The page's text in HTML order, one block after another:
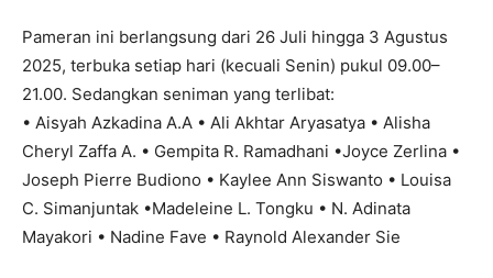
Pameran ini berlangsung dari 26 Juli hingga 3 Agustus
2025, terbuka setiap hari (kecuali Senin) pukul 09.00–
21.00. Sedangkan seniman yang terlibat:
• Aisyah Azkadina A.A • Ali Akhtar Aryasatya • Alisha
Cheryl Zaffa A. • Gempita R. Ramadhani •Joyce Zerlina •
Joseph Pierre Budiono • Kaylee Ann Siswanto • Louisa
C. Simanjuntak •Madeleine L. Tongku • N. Adinata
Mayakori • Nadine Fave • Raynold Alexander Sie